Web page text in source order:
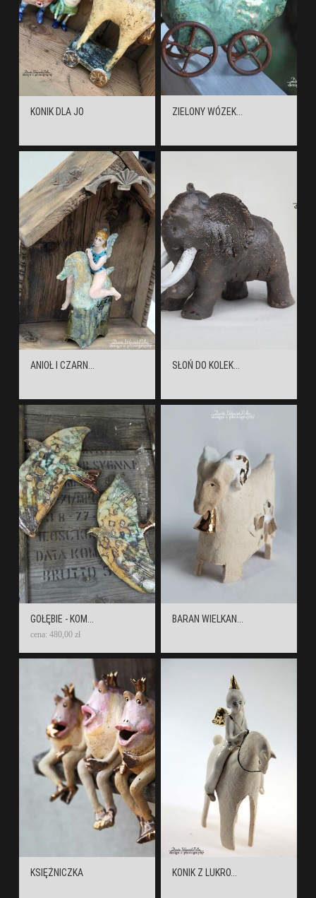
KONIK DLA JO ZIELONY WÓZEK...
ANIOŁ I CZARN... SŁOŃ DO KOLEK...
GOŁĘBIE - KOM...
cena: 480,00 zł
BARAN WIELKAN...
KSIĘŻNICZKA KONIK Z LUKRO...